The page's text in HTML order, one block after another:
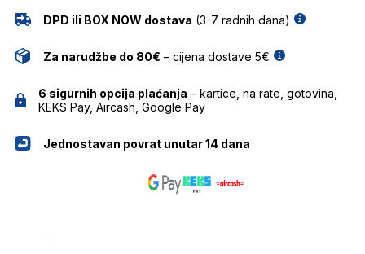
DPD ili BOX NOW dostava (3-7 radnih dana)
Za narudžbe do 80€ – cijena dostave 5€
6 sigurnih opcija plaćanja – kartice, na rate, gotovina,
KEKS Pay, Aircash, Google Pay
Jednostavan povrat unutar 14 dana